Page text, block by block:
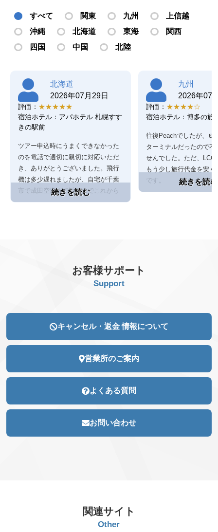
すべて 関東 九州
上信越
沖縄
北海道 東海
関西
四国
中国 北陸
北海道
2026年07月29日
評価： ★★★★★
宿泊ホテル：アパホテル 札幌すす
きの駅前
ツアー申込時にうまくできなかった
のを電話で適切に親切に対応いただ
き、ありがとうございました。飛行
機は多少遅れましたが、自宅が千葉
市で成田空港まで近いのでこれから
はこのツアーを利用します。
九州
2026年07
評価： ★★★★☆
宿泊ホテル：博多の
往復Peachでしたが、成
ターミナルだったので不
せんでした。ただ、LCC
もう少し旅行代金を安く
です。
お客様サポート
Support
キャンセル・返金情報について
営業所のご案内
よくある質問
お問い合わせ
関連サイト
Other